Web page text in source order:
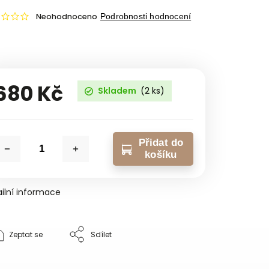
Neohodnoceno Podrobnosti hodnocení
Kč Skladem (2 ks)
Přidat do
košíku
informace
Zeptat se Sdílet